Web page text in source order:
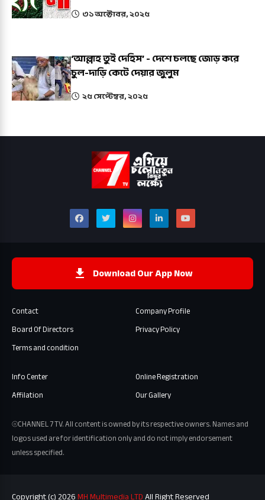
৩১ অক্টোবর, ২০২৫
‘আল্লাহ তুই দেহিস’ - দেশে চলছে জোড় করে
চুল-দাড়ি কেটে দেয়ার জুলুম
২৫ সেপ্টেম্বর, ২০২৫
Download Our App Now
Contact
Company Profile
Board Of Directors
Privacy Policy
Terms and condition
Info Center
Online Registration
Affilation
Our Gallery
⦾CHANNEL 7 TV. All content is owned by its respective owners. Names and
logos used are for identification only and do not imply endorsement
unless specified.